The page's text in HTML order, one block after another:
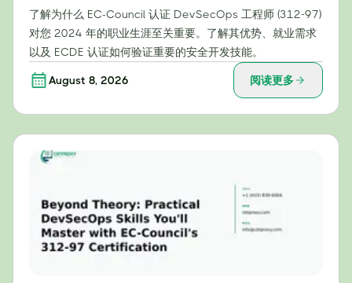
了解为什么 EC-Council 认证 DevSecOps 工程师 (312-97)
对您 2024 年的职业生涯至关重要。了解其优势、就业需求
以及 ECDE 认证如何验证重要的安全开发技能。
August 8, 2026 阅读更多